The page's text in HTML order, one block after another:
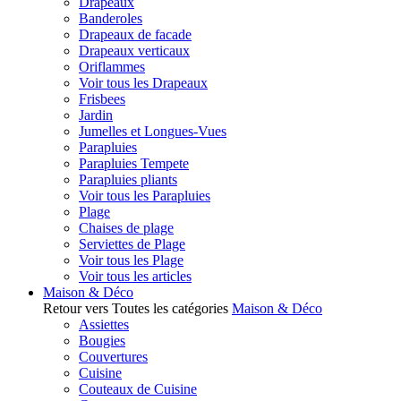
Banderoles
Drapeaux de facade
Drapeaux verticaux
Oriflammes
Voir tous les Drapeaux
Frisbees
Jardin
Jumelles et Longues-Vues
Parapluies
Parapluies Tempete
Parapluies pliants
Voir tous les Parapluies
Plage
Chaises de plage
Serviettes de Plage
Voir tous les Plage
Voir tous les articles
Maison & Déco
Retour vers Toutes les catégories Maison & Déco
Assiettes
Bougies
Couvertures
Cuisine
Couteaux de Cuisine